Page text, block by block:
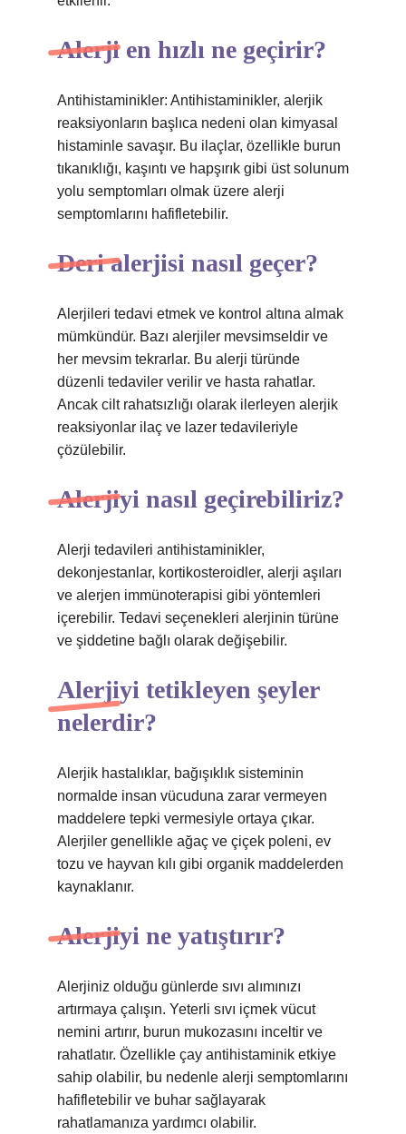
Alerji en hızlı ne geçirir?
Antihistaminikler: Antihistaminikler, alerjik
reaksiyonların başlıca nedeni olan kimyasal
histaminle savaşır. Bu ilaçlar, özellikle burun
tıkanıklığı, kaşıntı ve hapşırık gibi üst solunum
yolu semptomları olmak üzere alerji
semptomlarını hafifletebilir.
Deri alerjisi nasıl geçer?
Alerjileri tedavi etmek ve kontrol altına almak
mümkündür. Bazı alerjiler mevsimseldir ve
her mevsim tekrarlar. Bu alerji türünde
düzenli tedaviler verilir ve hasta rahatlar.
Ancak cilt rahatsızlığı olarak ilerleyen alerjik
reaksiyonlar ilaç ve lazer tedavileriyle
çözülebilir.
Alerjiyi nasıl geçirebiliriz?
Alerji tedavileri antihistaminikler,
dekonjestanlar, kortikosteroidler, alerji aşıları
ve alerjen immünoterapisi gibi yöntemleri
içerebilir. Tedavi seçenekleri alerjinin türüne
ve şiddetine bağlı olarak değişebilir.
Alerjiyi tetikleyen şeyler
nelerdir?
Alerjik hastalıklar, bağışıklık sisteminin
normalde insan vücuduna zarar vermeyen
maddelere tepki vermesiyle ortaya çıkar.
Alerjiler genellikle ağaç ve çiçek poleni, ev
tozu ve hayvan kılı gibi organik maddelerden
kaynaklanır.
Alerjiyi ne yatıştırır?
Alerjiniz olduğu günlerde sıvı alımınızı
artırmaya çalışın. Yeterli sıvı içmek vücut
nemini artırır, burun mukozasını inceltir ve
rahatlatır. Özellikle çay antihistaminik etkiye
sahip olabilir, bu nedenle alerji semptomlarını
hafifletebilir ve buhar sağlayarak
rahatlamanıza yardımcı olabilir.